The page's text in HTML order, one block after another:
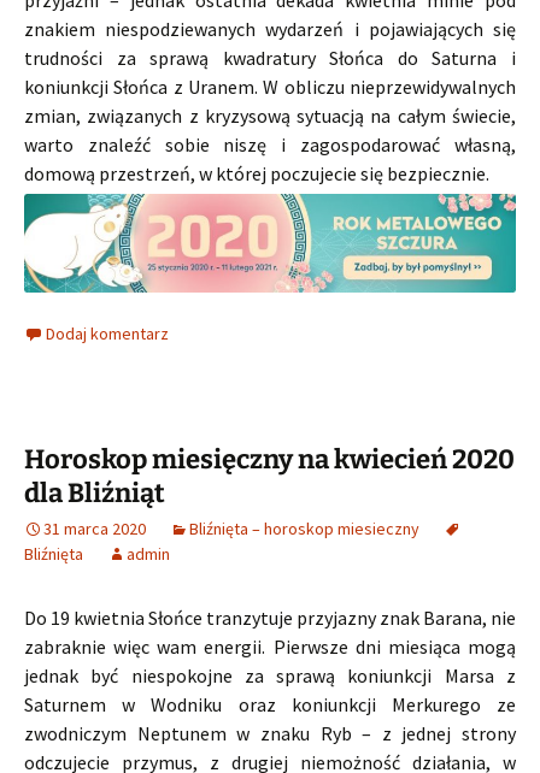
znakiem niespodziewanych wydarzeń i pojawiających się
trudności za sprawą kwadratury Słońca do Saturna i
koniunkcji Słońca z Uranem. W obliczu nieprzewidywalnych
zmian, związanych z kryzysową sytuacją na całym świecie,
warto znaleźć sobie niszę i zagospodarować własną,
domową przestrzeń, w której poczujecie się bezpiecznie.
Dodaj komentarz
Horoskop miesięczny na kwiecień 2020
dla Bliźniąt
31 marca 2020
Bliźnięta – horoskop miesieczny
Bliźnięta
admin
Do 19 kwietnia Słońce tranzytuje przyjazny znak Barana, nie
zabraknie więc wam energii. Pierwsze dni miesiąca mogą
jednak być niespokojne za sprawą koniunkcji Marsa z
Saturnem w Wodniku oraz koniunkcji Merkurego ze
zwodniczym Neptunem w znaku Ryb – z jednej strony
odczujecie przymus, z drugiej niemożność działania, w